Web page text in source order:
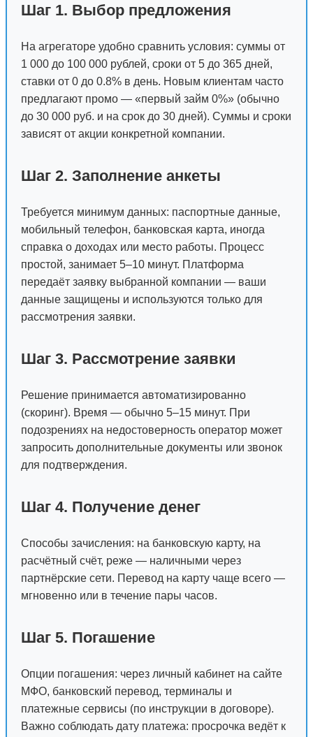
Шаг 1. Выбор предложения
На агрегаторе удобно сравнить условия: суммы от
1 000 до 100 000 рублей, сроки от 5 до 365 дней,
ставки от 0 до 0.8% в день. Новым клиентам часто
предлагают промо — «первый займ 0%» (обычно
до 30 000 руб. и на срок до 30 дней). Суммы и сроки
зависят от акции конкретной компании.
Шаг 2. Заполнение анкеты
Требуется минимум данных: паспортные данные,
мобильный телефон, банковская карта, иногда
справка о доходах или место работы. Процесс
простой, занимает 5–10 минут. Платформа
передаёт заявку выбранной компании — ваши
данные защищены и используются только для
рассмотрения заявки.
Шаг 3. Рассмотрение заявки
Решение принимается автоматизированно
(скоринг). Время — обычно 5–15 минут. При
подозрениях на недостоверность оператор может
запросить дополнительные документы или звонок
для подтверждения.
Шаг 4. Получение денег
Способы зачисления: на банковскую карту, на
расчётный счёт, реже — наличными через
партнёрские сети. Перевод на карту чаще всего —
мгновенно или в течение пары часов.
Шаг 5. Погашение
Опции погашения: через личный кабинет на сайте
МФО, банковский перевод, терминалы и
платежные сервисы (по инструкции в договоре).
Важно соблюдать дату платежа: просрочка ведёт к